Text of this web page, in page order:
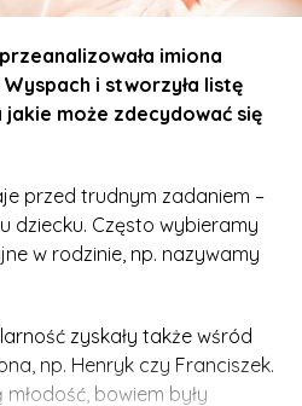
imiona
i stworzyła listę
może zdecydować się
przed trudnym zadaniem –
dziecku. Często wybieramy
w rodzinie, np. nazywamy
zyskały także wśród
np. Henryk czy Franciszek.
bowiem były